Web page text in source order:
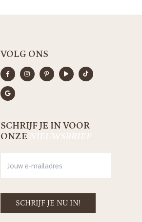
VOLG ONS
SCHRIJF JE IN VOOR
ONZE NIEUWSBRIEF